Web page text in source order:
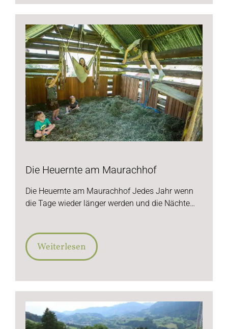
Die Heuernte am Maurachhof
Die Heuernte am Maurachhof Jedes Jahr wenn
die Tage wieder länger werden und die Nächte…
Weiterlesen